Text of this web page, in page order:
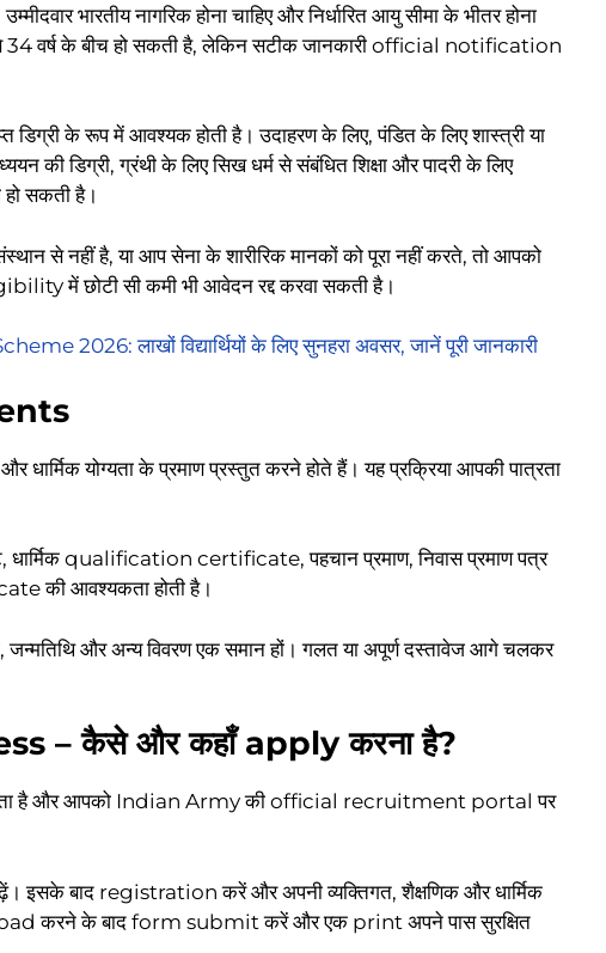
भारतीय नागरिक होना चाहिए और निर्धारित आयु सीमा के भीतर होना
34 वर्ष के बीच हो सकती है, लेकिन सटीक जानकारी official notification
डिग्री के रूप में आवश्यक होती है। उदाहरण के लिए, पंडित के लिए शास्त्री या
की डिग्री, ग्रंथी के लिए सिख धर्म से संबंधित शिक्षा और पादरी के लिए
सकती है।
संस्थान से नहीं है, या आप सेना के शारीरिक मानकों को पूरा नहीं करते, तो आपको
में छोटी सी कमी भी आवेदन रद्द करवा सकती है।
2026: लाखों विद्यार्थियों के लिए सुनहरा अवसर, जानें पूरी जानकारी
योग्यता के प्रमाण प्रस्तुत करने होते हैं। यह प्रक्रिया आपकी पात्रता
धार्मिक qualification certificate, पहचान प्रमाण, निवास प्रमाण पत्र
की आवश्यकता होती है।
जन्मतिथि और अन्य विवरण एक समान हों। गलत या अपूर्ण दस्तावेज आगे चलकर
– कैसे और कहाँ apply करना है?
है और आपको Indian Army की official recruitment portal पर
इसके बाद registration करें और अपनी व्यक्तिगत, शैक्षणिक और धार्मिक
करने के बाद form submit करें और एक print अपने पास सुरक्षित